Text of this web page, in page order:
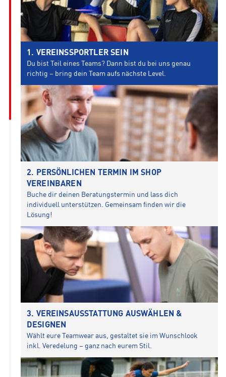
VEREINSSPORTLER SEIN
Du bist Teil eines Teams? Dann bist du bei uns genau
richtig – bring dein Team aufs nächste Level.
PERSÖNLICHEN TERMIN IM SHOP
VEREINBAREN
Buche dir deinen Beratungstermin und lass dich
individuell unterstützen. Gemeinsam finden wir die
Lösung!
VEREINSAUSSTATTUNG AUSWÄHLEN &
DESIGNEN
Wählt eure Teamwear aus, gestaltet sie im Wunschlook
inkl. Veredelung – ganz nach eurem Stil.